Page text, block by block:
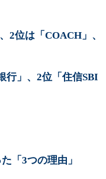
位は「COACH」、
」、2位「住信SBI
「3つの理由」